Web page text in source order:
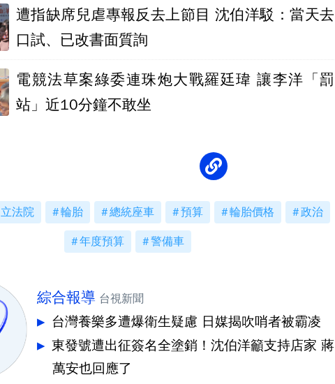
遭指缺席兒虐專報反去上節目 沈伯洋駁：當天去
口試、已改書面質詢
電競法草案綠委連珠炮大戰羅廷瑋 讓李洋「罰
站」近10分鐘不敢坐
立法院 輪胎 總統座車 預算 輪胎價格 政治
年度預算 警備車
綜合報導 台視新聞
台灣養樂多遭爆衛生疑慮 日媒揭吹哨者被霸凌
東發號遭出征簽名全塗銷！沈伯洋籲支持店家 蔣
萬安也回應了